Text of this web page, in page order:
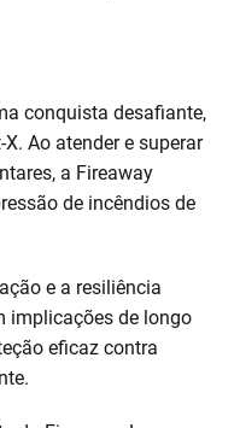
conquista desafiante,
Ao atender e superar
a Fireaway
de incêndios de
e a resiliência
implicações de longo
eficaz contra